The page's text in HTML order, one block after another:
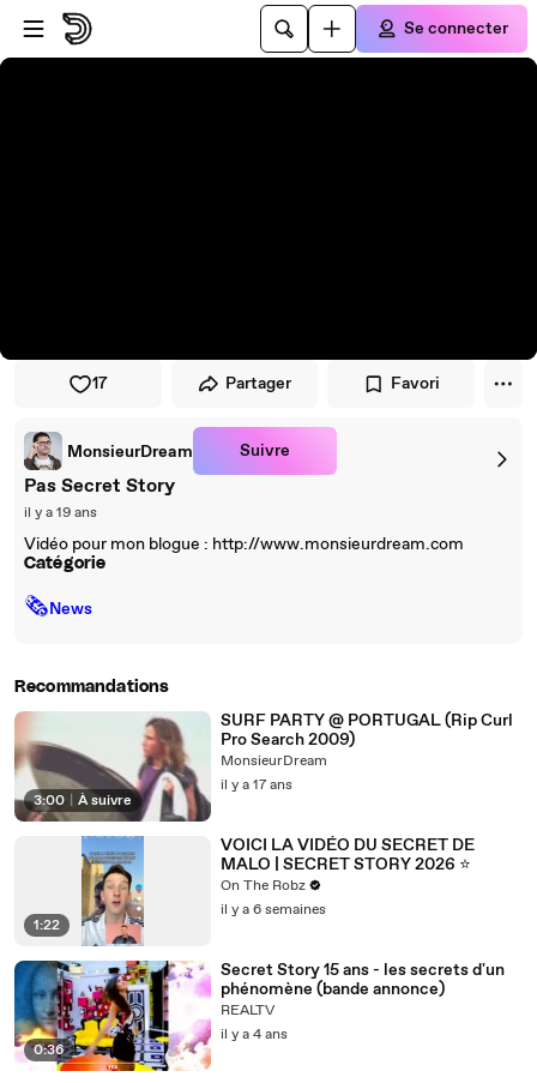
Passer au player
Passer au contenu principal
Se connecter
17 Partager Favori
MonsieurDream Suivre
Pas Secret Story
il y a 19 ans
Vidéo pour mon blogue : http://www.monsieurdream.com
Catégorie
🗞News
Recommandations
3:00 À suivre
SURF PARTY @ PORTUGAL (Rip Curl
Pro Search 2009)
MonsieurDream
il y a 17 ans
1:22
VOICI LA VIDÉO DU SECRET DE
MALO | SECRET STORY 2026 ⭐️
On The Robz
il y a 6 semaines
0:36
Secret Story 15 ans - les secrets d'un
phénomène (bande annonce)
REALTV
il y a 4 ans